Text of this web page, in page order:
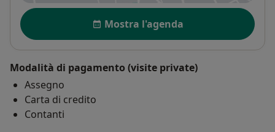
Disponibilità
Mostra l'agenda
Modalità di pagamento (visite private)
Assegno
Carta di credito
Contanti